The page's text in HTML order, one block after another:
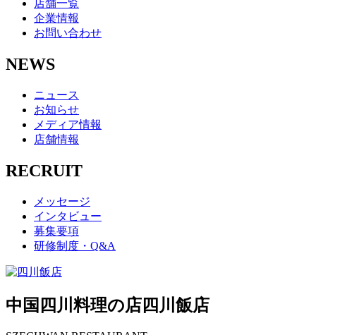
店舗一覧
企業情報
お問い合わせ
NEWS
ニュース
お知らせ
メディア情報
店舗情報
RECRUIT
メッセージ
インタビュー
募集要項
研修制度・Q&A
中国四川料理の店四川飯店